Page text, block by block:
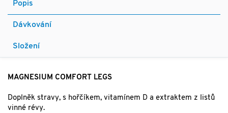
Popis
Dávkování
Složení
MAGNESIUM COMFORT LEGS
Doplněk stravy, s hořčíkem, vitamínem D a extraktem z listů
vinné révy.